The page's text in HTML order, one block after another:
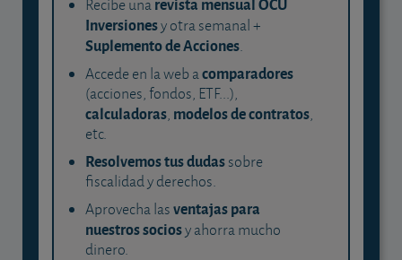
Recibe una
Inversionesy otra semanal +
Suplemento de Acciones.
Accede en la web acomparadores
(acciones, fondos, ETF...),
calculadoras, modelos de contratos,
etc.
Resolvemos tus dudassobre
fiscalidad y derechos.
Aprovecha lasventajas para
nuestros sociosy ahorra mucho
dinero.